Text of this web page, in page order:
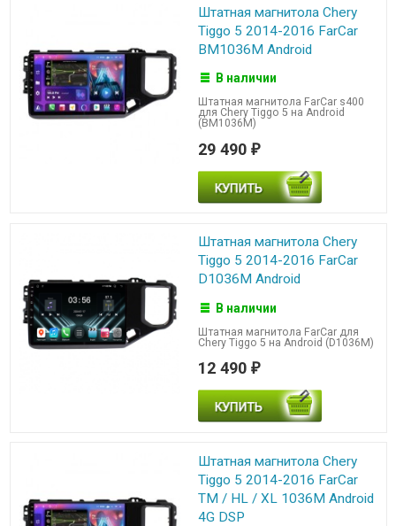
Штатная магнитола Chery
Tiggo 5 2014-2016 FarCar
BM1036M Android
В наличии
Штатная магнитола FarCar s400
для Chery Tiggo 5 на Android
(BM1036M)
29 490 ₽
Штатная магнитола Chery
Tiggo 5 2014-2016 FarCar
D1036M Android
В наличии
Штатная магнитола FarCar для
Chery Tiggo 5 на Android (D1036M)
12 490 ₽
Штатная магнитола Chery
Tiggo 5 2014-2016 FarCar
TM / HL / XL 1036M Android
4G DSP